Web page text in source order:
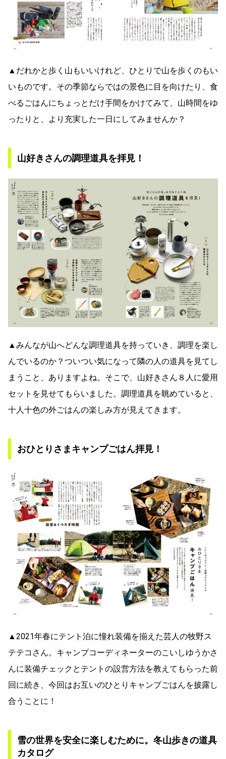
▲だれかと歩く山もいいけれど、ひとりで山を歩くのもい
いものです。その季節ならではの景色に目を向けたり、食
べるごはんにちょっとだけ手間をかけてみて、山時間をゆ
ったりと、より充実した一日にしてみませんか？
山好きさんの調理道具を拝見！
▲みんなが山へどんな調理道具を持っていき、調理を楽し
んでいるのか？ついつい気になって隣の人の道具を見てし
まうこと、ありますよね。そこで、山好きさん８人に愛用
セットを見せてもらいました。調理道具を眺めていると、
十人十色の外ごはんの楽しみ方が見えてきます。
おひとりさまキャンプごはん拝見！
▲2021年春にテント泊に憧れ装備を揃えた芸人の牧野ス
テテコさん。キャンプコーディネーターのこいしゆうかさ
んに装備チェックとテントの設営方法を教えてもらった前
回に続き、今回はお互いのひとりキャンプごはんを披露し
合うことに！
雪の世界を安全に楽しむために。冬山歩きの道具
カタログ